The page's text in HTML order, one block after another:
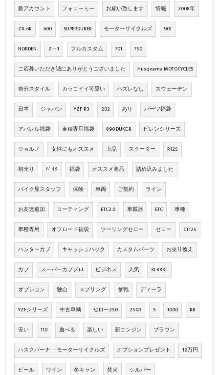
新アカウント フォローミー お願い致します 情報 2008年
ZX‐6R 600 SUPERDUKER モーターサイクルズ 901
NORDEN Z－1 フルカスタム 701 750
ご応募いただき誠にありがとうございました Husqvarna MOTOCYCLES
自分スタイル カッコイイ可愛い ハズレなし スウェーデン
日本 ジャパン YZF-R3 202 あり パーツ福袋
アパレル福袋 車種専用福袋 890 DUKE R ピレンシリーズ
ジョルノ 女性にもオススメ 上品 スクーター R125
初売り ﾊﾞｲｸ 福袋 オススメ商品 詰め込みました
バイク屋スタッフ 保険 車両 ご契約 ライン
お友達追加 コーティング ETC2.0 車載器 ETC 車種
車種専用 オフロード福袋 ツーリングセロー セロー CT125
ハンターカブ キャッシュバック カスタムパーツ お乗り換え
カブ スーパーカブプロ ビジネス 人気 XL883L
オプション 独自 スプリング 参戦 ディーラ
YZFシリーズ 中古車輌 セロー250 250R S 1000 RR
安い 110 遊べる 楽しい 新エンジン ブラウン
ハスクバーナ ・モーターサイクルズ オプションプレゼント 12万円
ビール ワイン 冬キャン 焚火 シルバー